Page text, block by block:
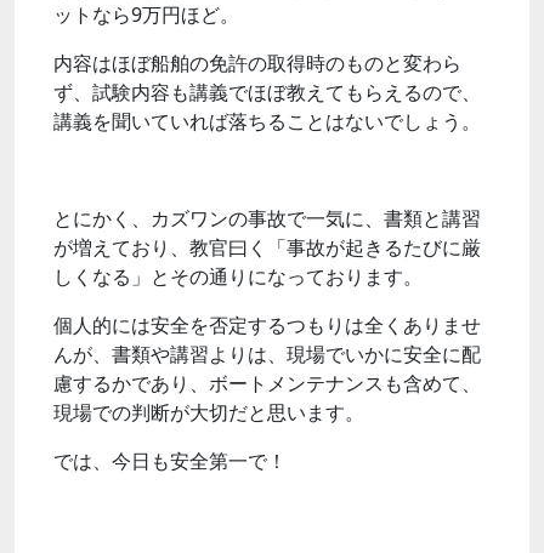
ットなら9万円ほど。
内容はほぼ船舶の免許の取得時のものと変わら
ず、試験内容も講義でほぼ教えてもらえるので、
講義を聞いていれば落ちることはないでしょう。
とにかく、カズワンの事故で一気に、書類と講習
が増えており、教官曰く「事故が起きるたびに厳
しくなる」とその通りになっております。
個人的には安全を否定するつもりは全くありませ
んが、書類や講習よりは、現場でいかに安全に配
慮するかであり、ボートメンテナンスも含めて、
現場での判断が大切だと思います。
では、今日も安全第一で！